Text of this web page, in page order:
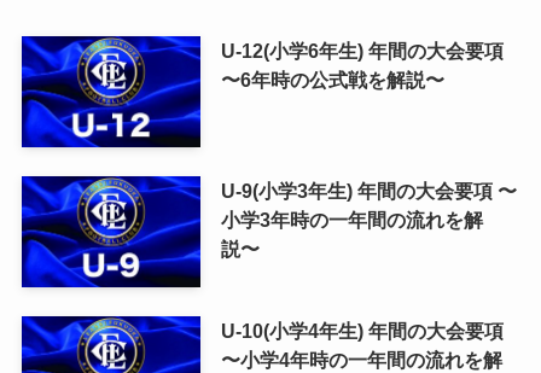
U-12(小学6年生) 年間の大会要項
〜6年時の公式戦を解説〜
U-9(小学3年生) 年間の大会要項 〜
小学3年時の一年間の流れを解
説〜
U-10(小学4年生) 年間の大会要項
〜小学4年時の一年間の流れを解